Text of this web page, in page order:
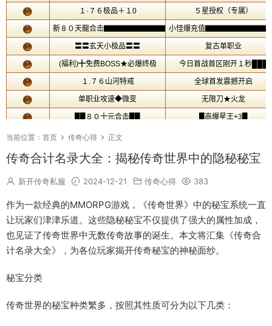
当前位置： 首页 传奇心得 正文
传奇合计名录大全：揭秘传奇世界中的隐秘秘宝
新开传奇私服 2024-12-21 传奇心得 383
作为一款经典的MMORPG游戏，《传奇世界》中的秘宝系统一直
让玩家们津津乐道。这些隐秘秘宝不仅提供了强大的属性加成，
也见证了传奇世界中无数传奇故事的诞生。本文将汇集《传奇合
计名录大全》，为各位玩家揭开传奇秘宝的神秘面纱。
秘宝分类
传奇世界的秘宝种类繁多，按照其性质可分为以下几类：